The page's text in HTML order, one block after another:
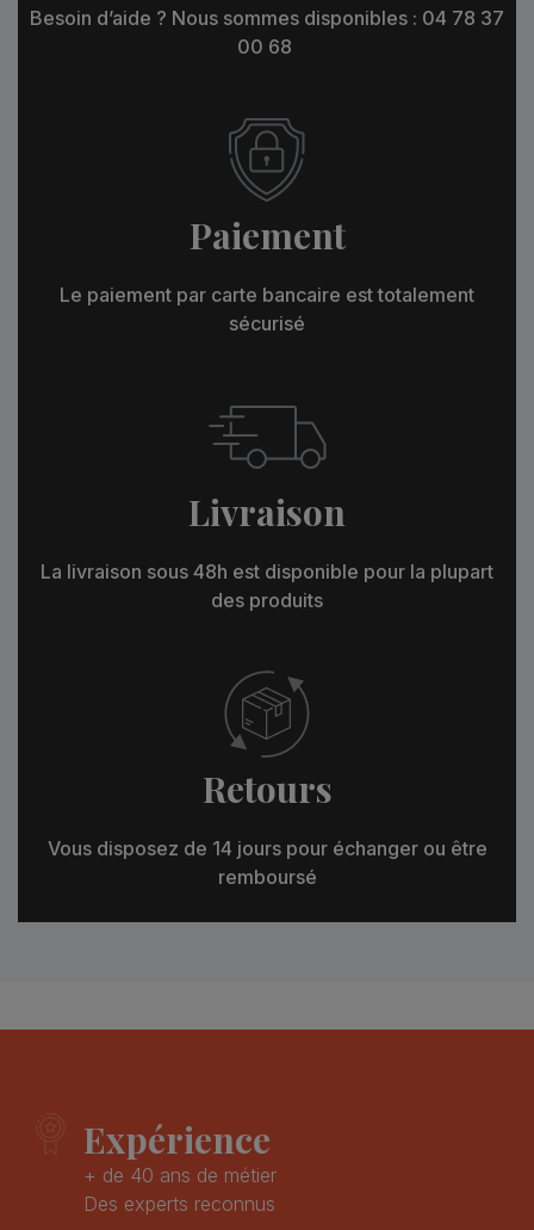
Besoin d’aide ? Nous sommes disponibles : 04 78 37
00 68
Paiement
Le paiement par carte bancaire est totalement
sécurisé
Livraison
La livraison sous 48h est disponible pour la plupart
des produits
Retours
Vous disposez de 14 jours pour échanger ou être
remboursé
Expérience
+ de 40 ans de métier
Des experts reconnus